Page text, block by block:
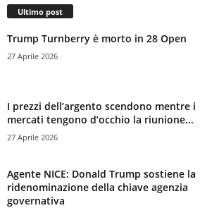
Ultimo post
Trump Turnberry è morto in 28 Open
27 Aprile 2026
I prezzi dell’argento scendono mentre i
mercati tengono d’occhio la riunione...
27 Aprile 2026
Agente NICE: Donald Trump sostiene la
ridenominazione della chiave agenzia
governativa